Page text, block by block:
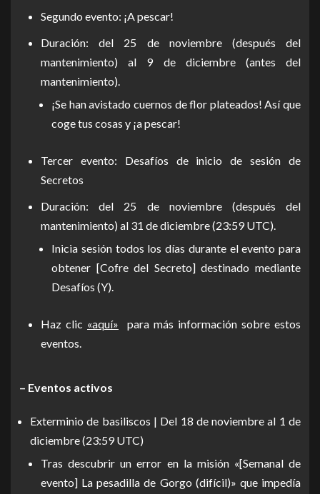
Segundo evento: ¡A pescar!
Duración: del 25 de noviembre (después del
mantenimiento) al 9 de diciembre (antes del
mantenimiento).
¡Se han avistado cuernos de flor plateados! Así que
coge tus cosas y ¡a pescar!
Tercer evento: Desafíos de inicio de sesión de
Secretos
Duración: del 25 de noviembre (después del
mantenimiento) al 31 de diciembre (23:59 UTC).
Inicia sesión todos los días durante el evento para
obtener [Cofre del Secreto] destinado mediante
Desafíos (Y).
Haz clic «aquí» para más información sobre estos
eventos.
– Eventos activos
Exterminio de basiliscos | Del 18 de noviembre al 1 de
diciembre (23:59 UTC)
Tras descubrir un error en la misión «[Semanal de
evento] La pesadilla de Gorgo (difícil)» que impedía